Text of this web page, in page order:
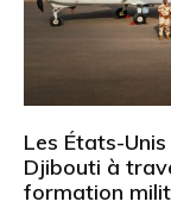
Les États-
Djibouti à
formation